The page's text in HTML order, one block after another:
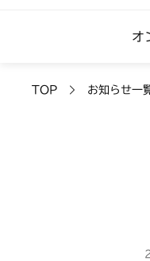
オ
TOP お知らせ一